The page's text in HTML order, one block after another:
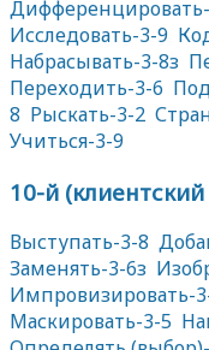
Исследовать-3-9
Набрасывать-3-8з
Переходить-3-6
8 Рыскать-3-2
Учиться-3-9
10-й
Выступать-3-8
Заменять-3-6з
Импровизировать-
Маскировать-3-5